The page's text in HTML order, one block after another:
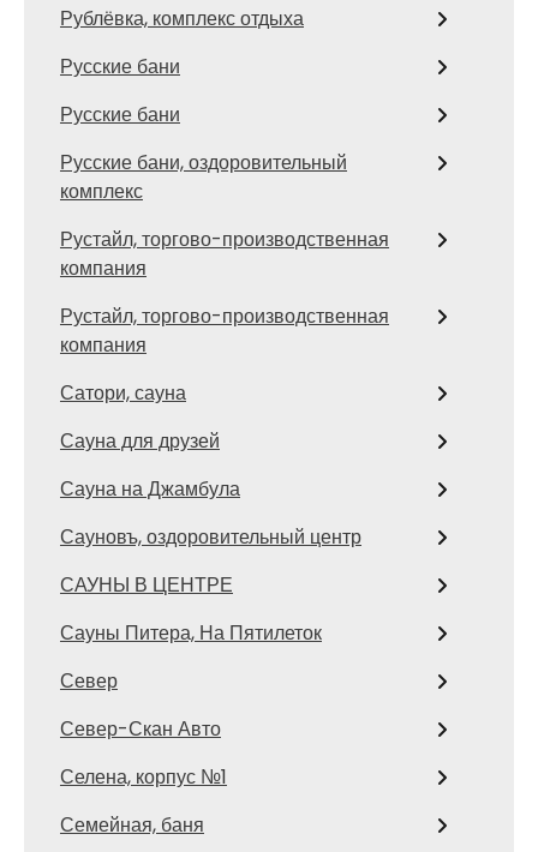
Рублёвка, комплекс отдыха
Русские бани
Русские бани
Русские бани, оздоровительный
комплекс
Рустайл, торгово-производственная
компания
Рустайл, торгово-производственная
компания
Сатори, сауна
Сауна для друзей
Сауна на Джамбула
Сауновъ, оздоровительный центр
САУНЫ В ЦЕНТРЕ
Сауны Питера, На Пятилеток
Север
Север-Скан Авто
Селена, корпус №1
Семейная, баня